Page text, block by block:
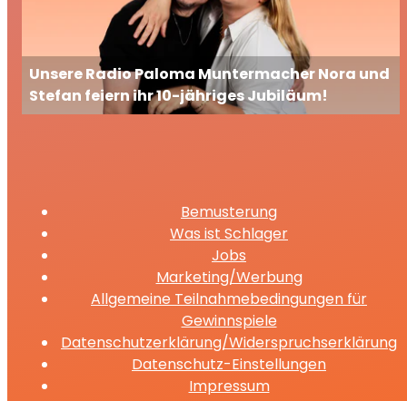
Unsere Radio Paloma Muntermacher Nora und
Stefan feiern ihr 10-jähriges Jubiläum!
Bemusterung
Was ist Schlager
Jobs
Marketing/Werbung
Allgemeine Teilnahmebedingungen für
Gewinnspiele
Datenschutzerklärung/Widerspruchserklärung
Datenschutz-Einstellungen
Impressum